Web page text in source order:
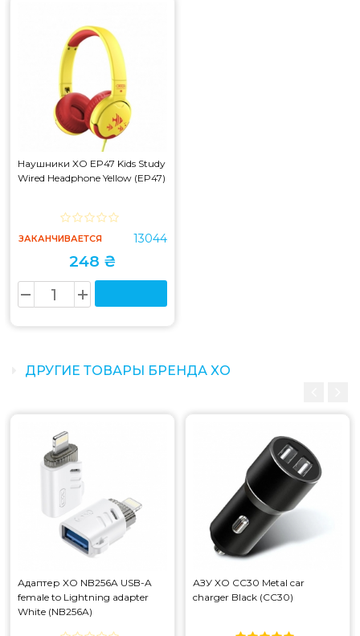
Наушники XO EP47 Kids Study
Wired Headphone Yellow (EP47)
ЗАКАНЧИВАЕТСЯ 13044
248 ₴
ДРУГИЕ ТОВАРЫ БРЕНДА XO
Адаптер XO NB256A USB-A
female to Lightning adapter
White (NB256A)
АЗУ XO CC30 Metal car
charger Black (CC30)